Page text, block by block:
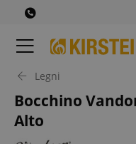
Legni
Bocchino
Alto